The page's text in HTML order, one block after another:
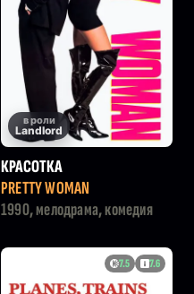
в роли
Landlord
КРАСОТКА
PRETTY WOMAN
1990, мелодрама, комедия
7.5 7.6